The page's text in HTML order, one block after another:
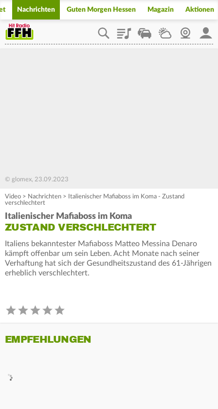
Nachrichten Guten Morgen Hessen Magazin Aktionen
PlaylistStaupilotWetterWebcam
© glomex, 23.09.2023
Video > Nachrichten >
Italienischer Mafiaboss im Koma - Zustand
verschlechtert
Italienischer Mafiaboss im Koma
ZUSTAND VERSCHLECHTERT
Italiens bekanntester Mafiaboss Matteo Messina Denaro
kämpft offenbar um sein Leben. Acht Monate nach seiner
Verhaftung hat sich der Gesundheitszustand des 61-Jährigen
erheblich verschlechtert.
EMPFEHLUNGEN